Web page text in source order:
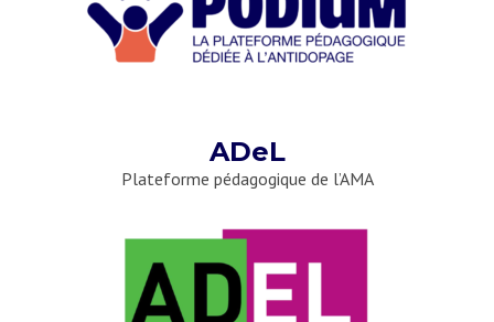
ADeL
Plateforme pédagogique de l’AMA